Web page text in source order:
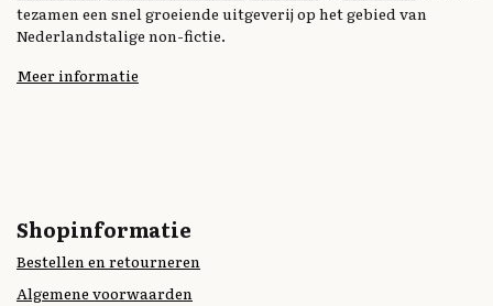
tezamen een snel groeiende uitgeverij op het gebied van
Nederlandstalige non-fictie.
Meer informatie
Shopinformatie
Bestellen en retourneren
Algemene voorwaarden